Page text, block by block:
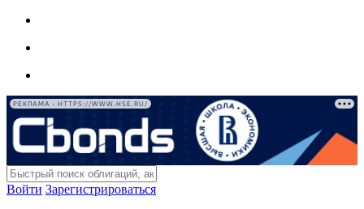
РЕКЛАМА • HTTPS://WWW.HSE.RU/
Войти Зарегистрироваться